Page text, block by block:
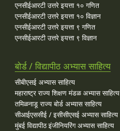
एनसीईआरटी उत्तरे इयत्ता १० गणित
एनसीईआरटी उत्तरे इयत्ता १० विज्ञान
एनसीईआरटी उत्तरे इयत्ता ९ गणित
एनसीईआरटी उत्तरे इयत्ता ९ विज्ञान
बोर्ड / विद्यापीठ अभ्यास साहित्य
सीबीएसई अभ्यास साहित्य
महाराष्ट्र राज्य शिक्षण मंडळ अभ्यास साहित्य
तमिळनाडू राज्य बोर्ड अभ्यास साहित्य
सीआईएससीई / इसीसीएसई अभ्यास साहित्य
मुंबई विद्यापीठ इंजीनियरिंग अभ्यास साहित्य